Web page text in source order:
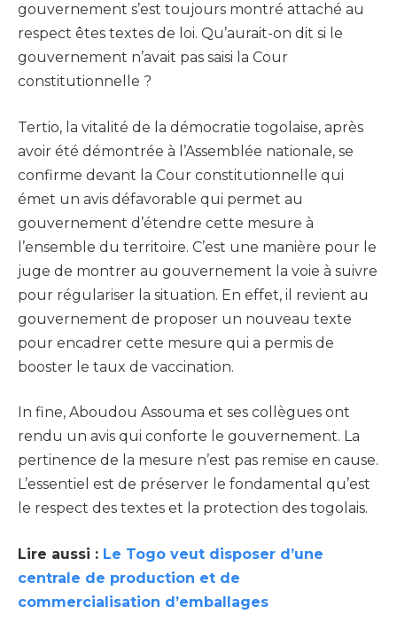
gouvernement s’est toujours montré attaché au
respect êtes textes de loi. Qu’aurait-on dit si le
gouvernement n’avait pas saisi la Cour
constitutionnelle ?
Tertio, la vitalité de la démocratie togolaise, après
avoir été démontrée à l’Assemblée nationale, se
confirme devant la Cour constitutionnelle qui
émet un avis défavorable qui permet au
gouvernement d’étendre cette mesure à
l’ensemble du territoire. C’est une manière pour le
juge de montrer au gouvernement la voie à suivre
pour régulariser la situation. En effet, il revient au
gouvernement de proposer un nouveau texte
pour encadrer cette mesure qui a permis de
booster le taux de vaccination.
In fine, Aboudou Assouma et ses collègues ont
rendu un avis qui conforte le gouvernement. La
pertinence de la mesure n’est pas remise en cause.
L’essentiel est de préserver le fondamental qu’est
le respect des textes et la protection des togolais.
Lire aussi : Le Togo veut disposer d’une
centrale de production et de
commercialisation d’emballages